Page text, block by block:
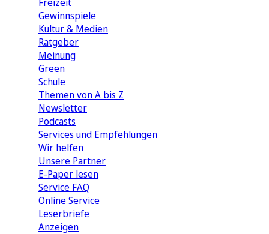
Gewinnspiele
Kultur & Medien
Ratgeber
Meinung
Green
Schule
Themen von A bis Z
Newsletter
Podcasts
Services und Empfehlungen
Wir helfen
Unsere Partner
E-Paper lesen
Service FAQ
Online Service
Leserbriefe
Anzeigen